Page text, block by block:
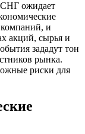
СНГ ожидает
и
акций, сырья и
зададут тон
рынка.
риски для